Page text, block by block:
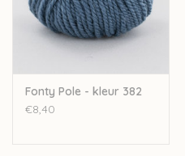
De garens van Fonty worden
dat de kleur dieper in het
behoudt.
Nld: 7-8mm
50gr-50m
Fonty Pole - kleur 382
€8,40